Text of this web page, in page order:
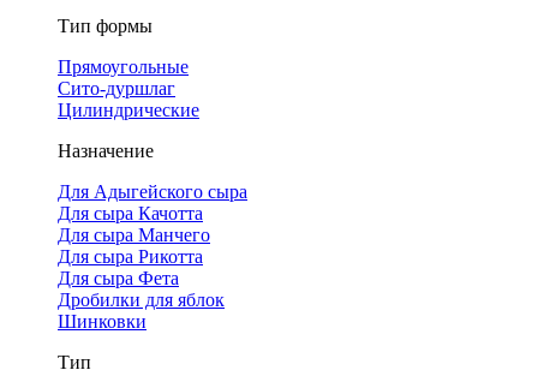
Тип формы
Прямоугольные
Сито-дуршлаг
Цилиндрические
Назначение
Для Адыгейского сыра
Для сыра Качотта
Для сыра Манчего
Для сыра Рикотта
Для сыра Фета
Дробилки для яблок
Шинковки
Тип